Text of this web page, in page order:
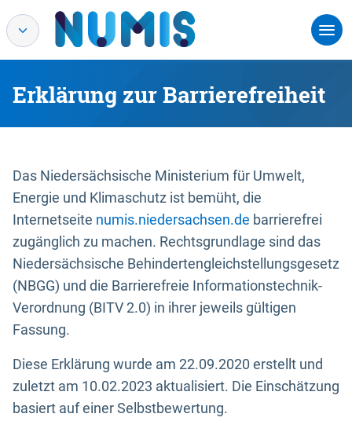
Erklärung zur Barrierefreiheit
Das Niedersächsische Ministerium für Umwelt,
Energie und Klimaschutz ist bemüht, die
Internetseite numis.niedersachsen.de barrierefrei
zugänglich zu machen. Rechtsgrundlage sind das
Niedersächsische Behindertengleichstellungsgesetz
(NBGG) und die Barrierefreie Informationstechnik-
Verordnung (BITV 2.0) in ihrer jeweils gültigen
Fassung.
Diese Erklärung wurde am 22.09.2020 erstellt und
zuletzt am 10.02.2023 aktualisiert. Die Einschätzung
basiert auf einer Selbstbewertung.